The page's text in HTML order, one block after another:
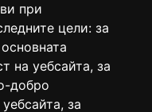
при
цели: за
на уебсайта, за
добро
, за